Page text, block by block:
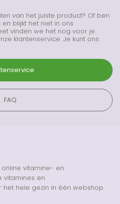
van het juiste product? Of ben
blijkt het niet in ons
vinden we het nog voor je.
klantenservice. Je kunt ons
FAQ
vitamine- en
vitamines en
hele gezin in één webshop.